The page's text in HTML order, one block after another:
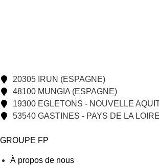
20305 IRUN (ESPAGNE)
48100 MUNGIA (ESPAGNE)
19300 EGLETONS - NOUVELLE
53540 GASTINES - PAYS DE LA
GROUPE FP
À propos de nous